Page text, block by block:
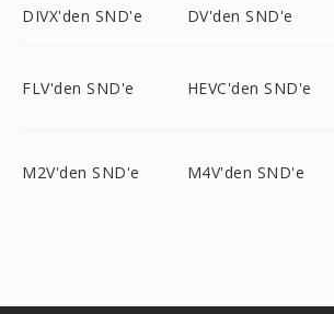
DIVX'den SND'e DV'den SND'e
FLV'den SND'e HEVC'den SND'e
M2V'den SND'e M4V'den SND'e